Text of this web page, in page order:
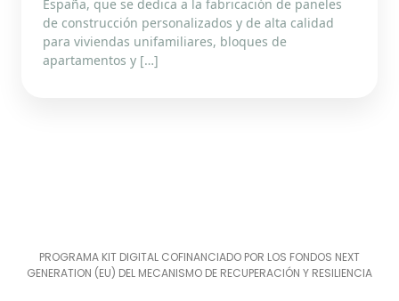
España, que se dedica a la fabricación de paneles
de construcción personalizados y de alta calidad
para viviendas unifamiliares, bloques de
apartamentos y […]
PROGRAMA KIT DIGITAL COFINANCIADO POR LOS FONDOS NEXT
GENERATION (EU) DEL MECANISMO DE RECUPERACIÓN Y RESILIENCIA